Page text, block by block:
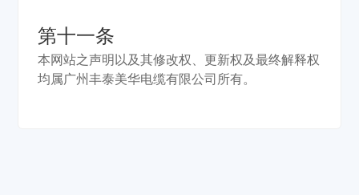
第十一条
本网站之声明以及其修改权、更新权及最终解释权
均属广州丰泰美华电缆有限公司所有。